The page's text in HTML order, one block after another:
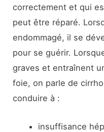
correctement et qui
peut être réparé.
endommagé, il se
pour se guérir.
graves et entraînent
foie, on parle de
conduire à :
insuffisance